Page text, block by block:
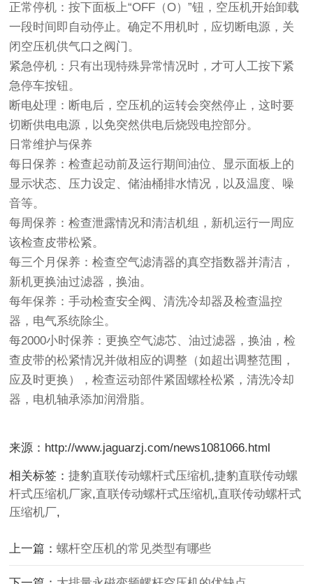
正常停机：按下面板上“OFF（O）”钮，空压机开始卸载
一段时间即自动停止。确定不用机时，应切断电源，关
闭空压机供气口之阀门。
紧急停机：只有出现特殊异常情况时，才可人工按下紧
急停车按钮。
断电处理：断电后，空压机的运转会突然停止，这时要
切断供电电源，以免突然供电后烧毁电控部分。
日常维护与保养
每日保养：检查起动前及运行期间油位、显示面板上的
显示状态、压力设定、储油桶排水情况，以及温度、噪
音等。
每周保养：检查泄露情况和清洁机组，新机运行一周应
该检查皮带松紧。
每三个月保养：检查空气滤清器的真空指数器并清洁，
新机更换油过滤器，换油。
每年保养：手动检查安全阀、清洗冷却器及检查温控
器，电气系统除尘。
每2000小时保养：更换空气滤芯、油过滤器，换油，检
查皮带的松紧情况并做相应的调整（如超出调整范围，
应及时更换），检查运动部件紧固螺栓松紧，清洗冷却
器，电机轴承添加润滑脂。
来源：http://www.jaguarzj.com/news1081066.html
相关标签：捷豹直联传动螺杆式压缩机,捷豹直联传动螺
杆式压缩机厂家,直联传动螺杆式压缩机,直联传动螺杆式
压缩机厂,
上一篇：螺杆空压机的常见类型有哪些